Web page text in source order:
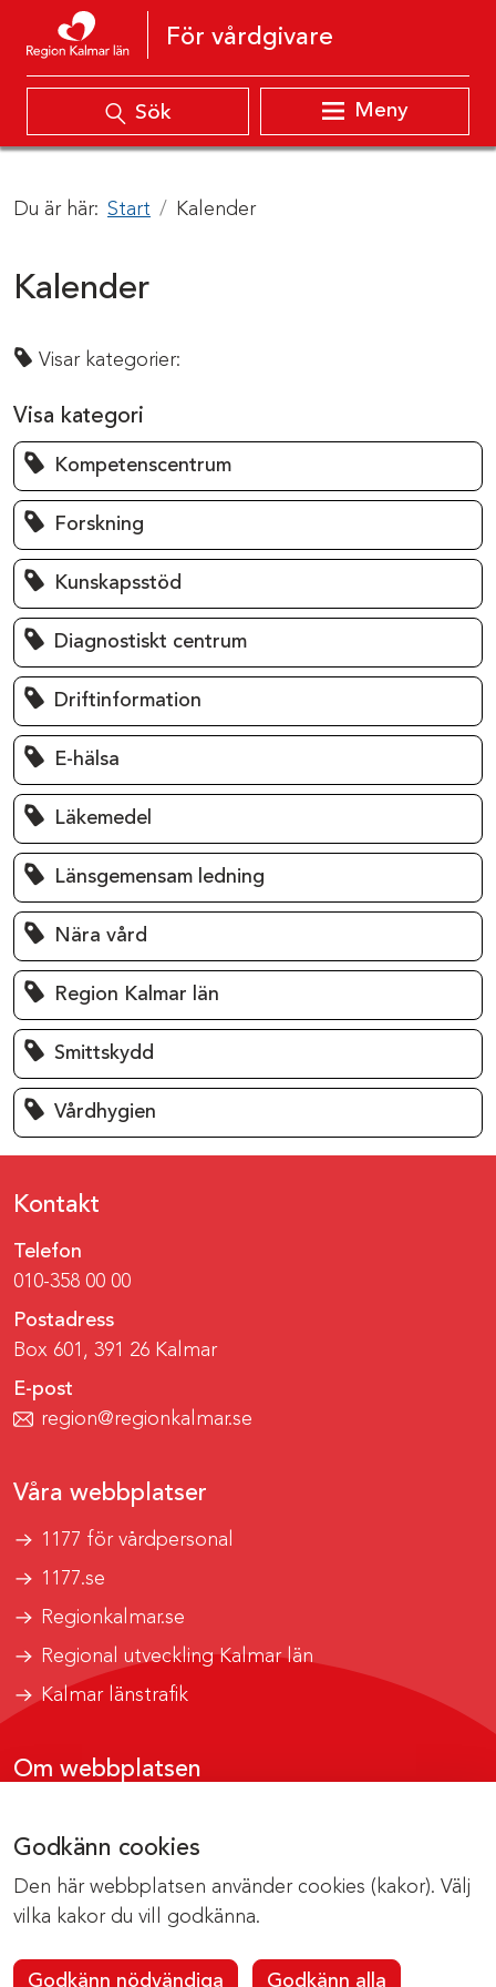
Godkänn cookies
Den här webbplatsen använder cookies (kakor). Välj
vilka kakor du vill godkänna.
Godkänn nödvändiga Godkänn alla
Hoppa till innehåll
För vårdgivare
Sök Meny
Du är här: Start Kalender
Kalender
Visar kategorier:
Visa kategori
Kompetenscentrum
Forskning
Kunskapsstöd
Diagnostiskt centrum
Driftinformation
E-hälsa
Läkemedel
Länsgemensam ledning
Nära vård
Region Kalmar län
Smittskydd
Vårdhygien
Kontakt
Telefon
010-358 00 00
Postadress
Box 601, 391 26 Kalmar
E-post
region@regionkalmar.se
Våra webbplatser
1177 för vårdpersonal
1177.se
Regionkalmar.se
Regional utveckling Kalmar län
Kalmar länstrafik
Om webbplatsen
Om cookies
Kontakta webbredaktionen